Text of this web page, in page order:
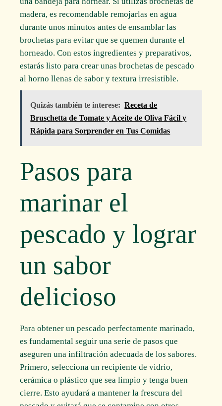
madera, es recomendable remojarlas en agua
durante unos minutos antes de ensamblar las
brochetas para evitar que se quemen durante el
horneado. Con estos ingredientes y preparativos,
estarás listo para crear unas brochetas de pescado
al horno llenas de sabor y textura irresistible.
Quizás también te interese: Receta de
Bruschetta de Tomate y Aceite de Oliva Fácil y
Rápida para Sorprender en Tus Comidas
Pasos para
marinar el
pescado y lograr
un sabor
delicioso
Para obtener un pescado perfectamente marinado,
es fundamental seguir una serie de pasos que
aseguren una infiltración adecuada de los sabores.
Primero, selecciona un recipiente de vidrio,
cerámica o plástico que sea limpio y tenga buen
cierre. Esto ayudará a mantener la frescura del